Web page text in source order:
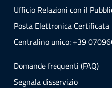
Ufficio Relazioni con il
Posta Elettronica Certificata
Centralino unico: +39
Domande frequenti (FAQ)
Segnala disservizio